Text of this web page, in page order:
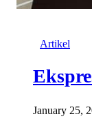
Artikel
January 25,